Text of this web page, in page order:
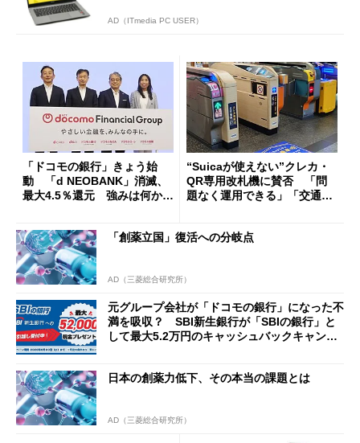
AD（ITmedia PC USER）
「ドコモの銀行」きょう始
動 「d NEOBANK」消滅、
最大4.5％還元 強みは何か解
“Suicaが使えない”クレカ・
QR専用改札機に賛否 「問
題なく運用できる」「交通系I
「創薬立国」復活への分岐点
AD（三菱総合研究所）
元グループ会社が「ドコモの銀行」になった不
満を吸収？ SBI新生銀行が「SBIの銀行」と
して最大5.2万円のキャッシュバックキャンペ
日本の創薬力低下、その本当の課題とは
AD（三菱総合研究所）